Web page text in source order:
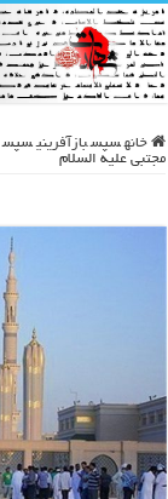
خانه سپس بازآفرینی سپس
مجتبی علیه السلام